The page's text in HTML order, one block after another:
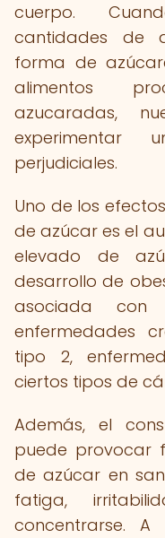
cuerpo.
cantidades de
forma de
alimentos
azucaradas,
perjudiciales.
Uno de los
de azúcar es el
elevado de
desarrollo de
asociada
enfermedades
tipo 2,
ciertos tipos de
Además, el
puede provocar
de azúcar en
fatiga,
concentrarse.